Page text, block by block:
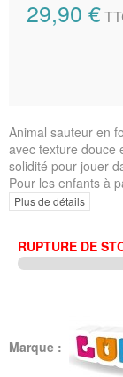
29,90 €
Animal sauteur en
avec texture douce
solidité pour jouer
Pour les enfants à
Plus de détails
RUPTURE DE
Marque :